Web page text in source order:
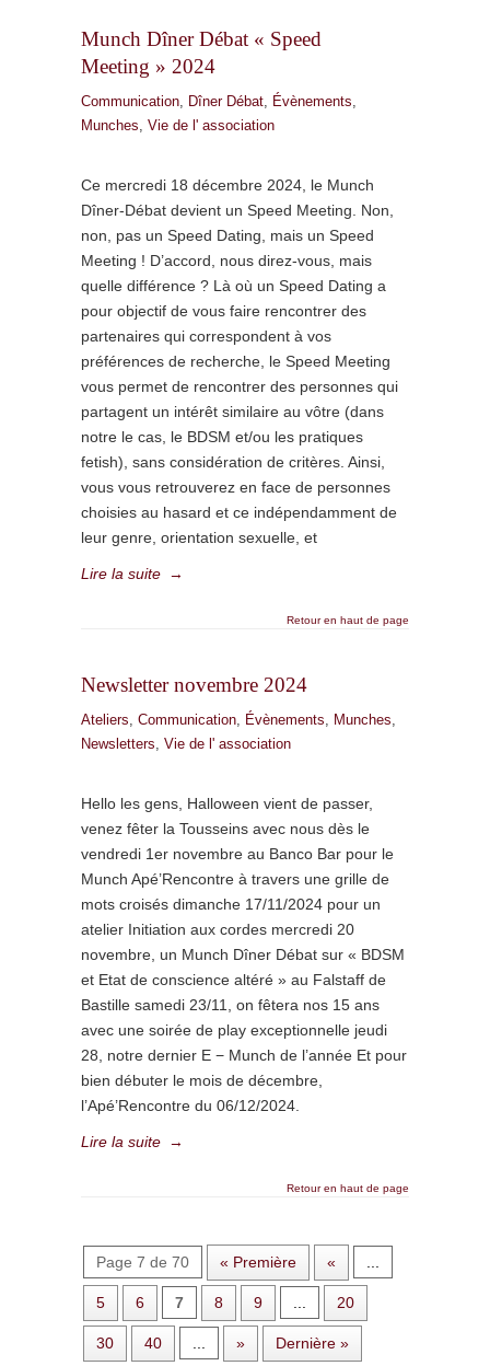
Munch Dîner Débat « Speed
Meeting » 2024
Communication, Dîner Débat, Évènements,
Munches, Vie de l' association
Ce mercredi 18 décembre 2024, le Munch
Dîner-Débat devient un Speed Meeting. Non,
non, pas un Speed Dating, mais un Speed
Meeting ! D’accord, nous direz-vous, mais
quelle différence ? Là où un Speed Dating a
pour objectif de vous faire rencontrer des
partenaires qui correspondent à vos
préférences de recherche, le Speed Meeting
vous permet de rencontrer des personnes qui
partagent un intérêt similaire au vôtre (dans
notre le cas, le BDSM et/ou les pratiques
fetish), sans considération de critères. Ainsi,
vous vous retrouverez en face de personnes
choisies au hasard et ce indépendamment de
leur genre, orientation sexuelle, et
Lire la suite →
Retour en haut de page
Newsletter novembre 2024
Ateliers, Communication, Évènements, Munches,
Newsletters, Vie de l' association
Hello les gens, Halloween vient de passer,
venez fêter la Tousseins avec nous dès le
vendredi 1er novembre au Banco Bar pour le
Munch Apé’Rencontre à travers une grille de
mots croisés dimanche 17/11/2024 pour un
atelier Initiation aux cordes mercredi 20
novembre, un Munch Dîner Débat sur « BDSM
et Etat de conscience altéré » au Falstaff de
Bastille samedi 23/11, on fêtera nos 15 ans
avec une soirée de play exceptionnelle jeudi
28, notre dernier E − Munch de l’année Et pour
bien débuter le mois de décembre,
l’Apé’Rencontre du 06/12/2024.
Lire la suite →
Retour en haut de page
Page 7 de 70 « Première «
5 6 7 8 9 20
30 40 » Dernière »